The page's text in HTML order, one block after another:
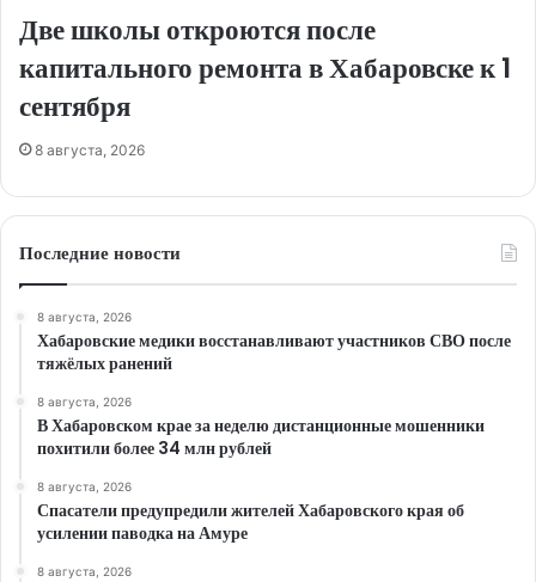
Две школы откроются после
капитального ремонта в Хабаровске к 1
сентября
8 августа, 2026
Последние новости
8 августа, 2026
Хабаровские медики восстанавливают участников СВО после
тяжёлых ранений
8 августа, 2026
В Хабаровском крае за неделю дистанционные мошенники
похитили более 34 млн рублей
8 августа, 2026
Спасатели предупредили жителей Хабаровского края об
усилении паводка на Амуре
8 августа, 2026